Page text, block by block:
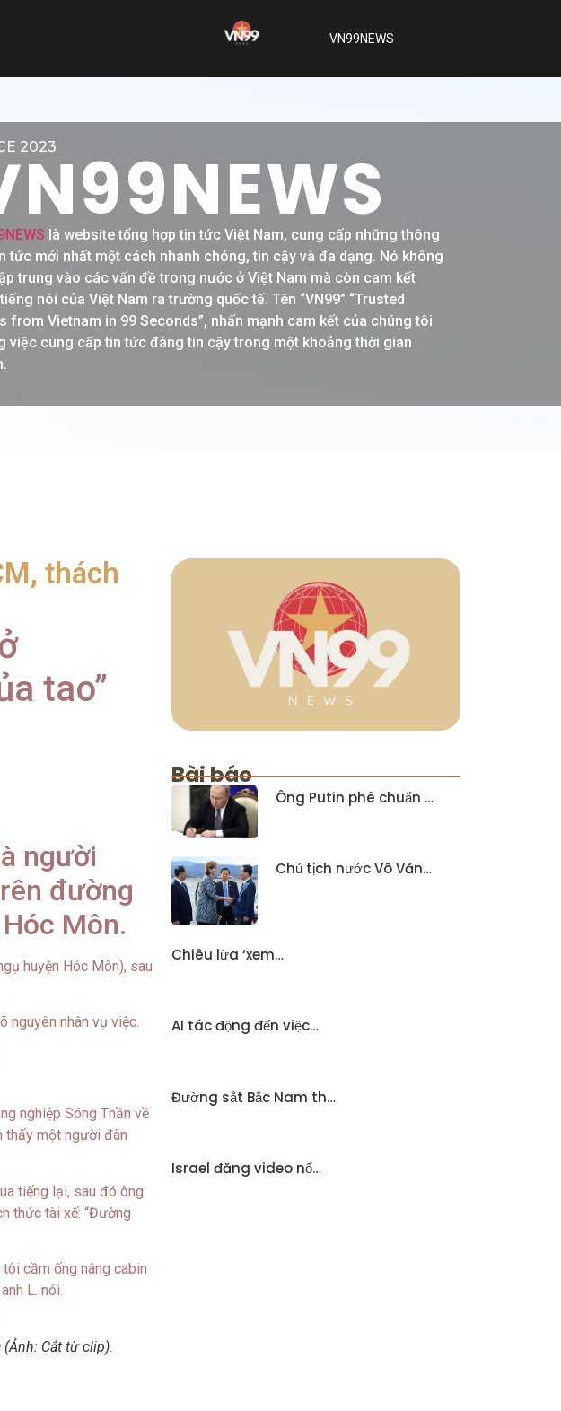
VN99NEWS
2023
là website tổng hợp tin tức Việt Nam, cung cấp những thông
tức mới nhất một cách nhanh chóng, tin cậy và đa dạng. Nó không
trung vào các vấn đề trong nước ở Việt Nam mà còn cam kết
nói của Việt Nam ra trường quốc tế. Tên “VN99” “Trusted
from Vietnam in 99 Seconds”, nhấn mạnh cam kết của chúng tôi
việc cung cấp tin tức đáng tin cậy trong một khoảng thời gian
thách
tao”
người
đường
Môn.
huyện Hóc Môn), sau
nguyên nhân vụ việc.
nghiệp Sóng Thần về
thấy một người đàn
tiếng lại, sau đó ông
thức tài xế: “Đường
cầm ống nâng cabin
L. nói.
Cắt từ clip).
Bài báo
Ông Putin phê chuẩn …
Chủ tịch nước Võ Văn…
Chiêu lừa ‘xem…
AI tác động đến việc…
Đường sắt Bắc Nam th…
Israel đăng video nổ…